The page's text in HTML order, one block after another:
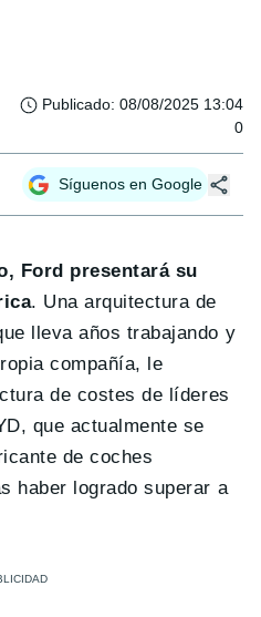
Publicado: 08/08/2025 13:04
0
Síguenos en Google
Ford presentará su
. Una arquitectura de
lleva años trabajando y
compañía, le
de costes de líderes
que actualmente se
de coches
haber logrado superar a